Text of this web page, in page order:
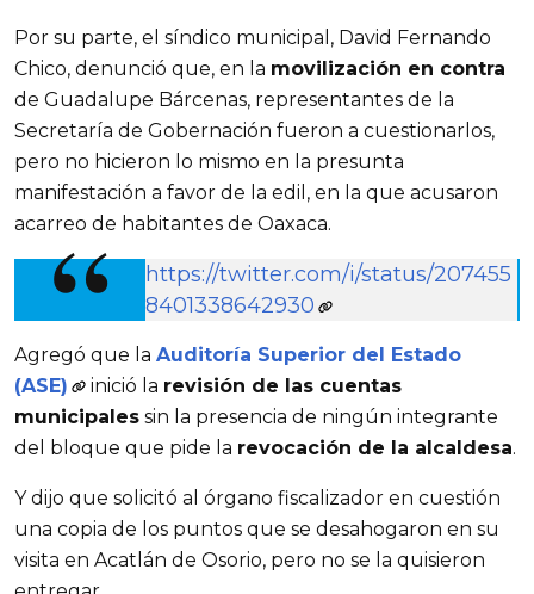
Por su parte, el síndico municipal, David Fernando
Chico, denunció que, en la movilización en contra
de Guadalupe Bárcenas, representantes de la
Secretaría de Gobernación fueron a cuestionarlos,
pero no hicieron lo mismo en la presunta
manifestación a favor de la edil, en la que acusaron
acarreo de habitantes de Oaxaca.
https://twitter.com/i/status/207455
8401338642930
Agregó que la Auditoría Superior del Estado
(ASE)
inició la revisión de las cuentas
municipales sin la presencia de ningún integrante
del bloque que pide la revocación de la alcaldesa.
Y dijo que solicitó al órgano fiscalizador en cuestión
una copia de los puntos que se desahogaron en su
visita en Acatlán de Osorio, pero no se la quisieron